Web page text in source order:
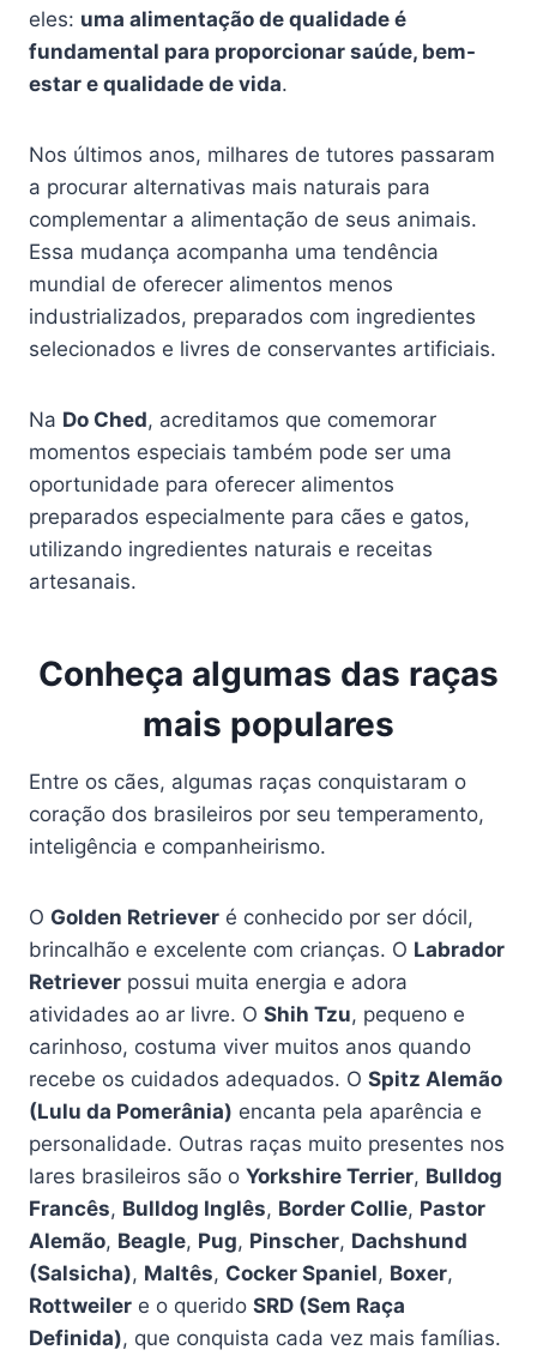
eles: uma alimentação de qualidade é
fundamental para proporcionar saúde, bem-
estar e qualidade de vida.
Nos últimos anos, milhares de tutores passaram
a procurar alternativas mais naturais para
complementar a alimentação de seus animais.
Essa mudança acompanha uma tendência
mundial de oferecer alimentos menos
industrializados, preparados com ingredientes
selecionados e livres de conservantes artificiais.
Na Do Ched, acreditamos que comemorar
momentos especiais também pode ser uma
oportunidade para oferecer alimentos
preparados especialmente para cães e gatos,
utilizando ingredientes naturais e receitas
artesanais.
Conheça algumas das raças
mais populares
Entre os cães, algumas raças conquistaram o
coração dos brasileiros por seu temperamento,
inteligência e companheirismo.
O Golden Retriever é conhecido por ser dócil,
brincalhão e excelente com crianças. O Labrador
Retriever possui muita energia e adora
atividades ao ar livre. O Shih Tzu, pequeno e
carinhoso, costuma viver muitos anos quando
recebe os cuidados adequados. O Spitz Alemão
(Lulu da Pomerânia) encanta pela aparência e
personalidade. Outras raças muito presentes nos
lares brasileiros são o Yorkshire Terrier, Bulldog
Francês, Bulldog Inglês, Border Collie, Pastor
Alemão, Beagle, Pug, Pinscher, Dachshund
(Salsicha), Maltês, Cocker Spaniel, Boxer,
Rottweiler e o querido SRD (Sem Raça
Definida), que conquista cada vez mais famílias.